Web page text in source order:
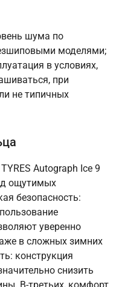
шума по
моделями;
в условиях,
при
не типичных
Autograph Ice 9
ощутимых
безопасность:
уверенно
в сложных зимних
конструкция
снизить